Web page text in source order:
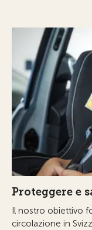
Proteggere e
Il nostro obiettivo
circolazione in